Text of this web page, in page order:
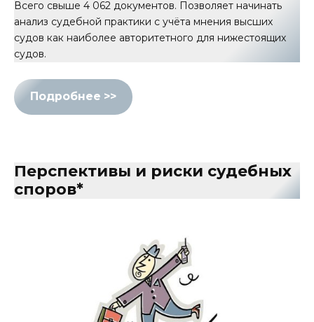
Всего свыше 4 062 документов. Позволяет начинать
анализ судебной практики с учёта мнения высших
судов как наиболее авторитетного для нижестоящих
судов.
Подробнее >>
Перспективы и риски судебных
споров*